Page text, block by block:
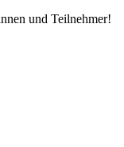
und Teilnehmer!